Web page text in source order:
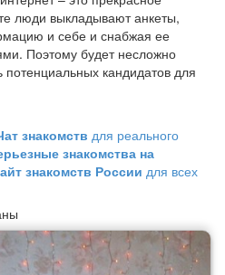
люди выкладывают анкеты,
и себе и снабжая ее
Поэтому будет несложно
потенциальных кандидатов для
знакомств для реального
знакомства на
знакомств России для всех